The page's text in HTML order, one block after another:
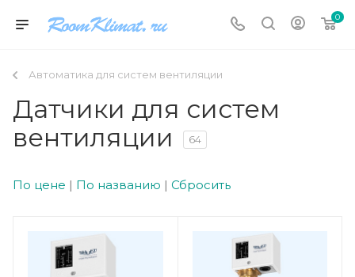
0
Автоматика для систем вентиляции
Датчики для систем
вентиляции
64
По цене | По названию | Сбросить